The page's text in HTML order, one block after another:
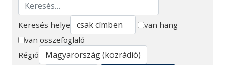
Keresés
Keresés helye
van hang
van összefoglaló
Régió